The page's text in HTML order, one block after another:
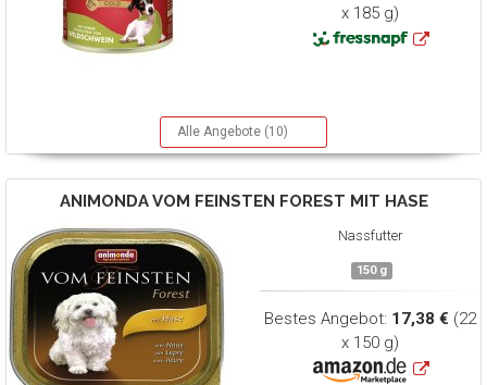
x 185 g)
Alle Angebote (10)
ANIMONDAVOM FEINSTEN FOREST MIT HASE
Nassfutter
150 g
Bestes Angebot: 17,38 € (22
x 150 g)